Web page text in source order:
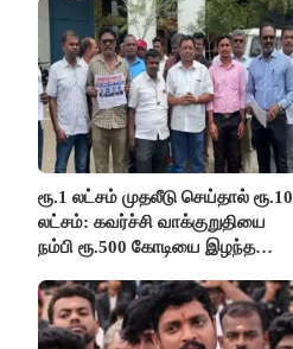
ரூ.1 லட்சம் முதலீடு செய்தால் ரூ.10
லட்சம்: கவர்ச்சி வாக்குறுதியை
நம்பி ரூ.500 கோடியை இழந்த